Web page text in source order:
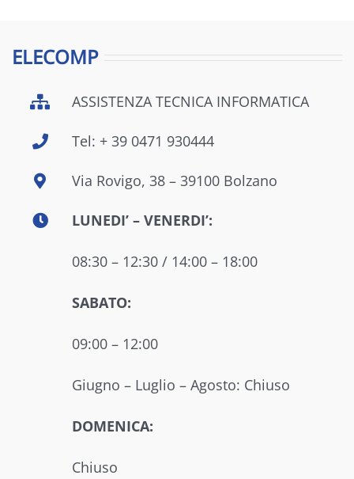
ELECOMP
ASSISTENZA TECNICA INFORMATICA
Tel: + 39 0471 930444
Via Rovigo, 38 – 39100 Bolzano
LUNEDI’ – VENERDI’:
08:30 – 12:30 / 14:00 – 18:00
SABATO:
09:00 – 12:00
Giugno – Luglio – Agosto: Chiuso
DOMENICA:
Chiuso